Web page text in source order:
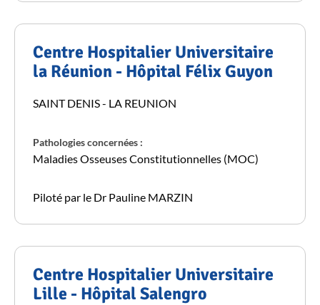
Centre Hospitalier Universitaire
la Réunion - Hôpital Félix Guyon
SAINT DENIS - LA REUNION
Pathologies concernées :
Maladies Osseuses Constitutionnelles (MOC)
Piloté par le Dr Pauline MARZIN
Centre Hospitalier Universitaire
Lille - Hôpital Salengro